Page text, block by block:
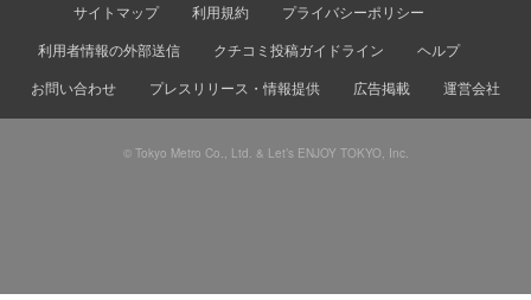
サイトマップ 利用規約
プライバシーポリシー
利用者情報の外部送信
クチコミ投稿ガイドライン
ヘルプ
お問い合わせ
プレスリリース・情報提供 広告掲載 運営会社
© Tokyo Metro Co., Ltd. & Let’s ENJOY TOKYO, Inc.